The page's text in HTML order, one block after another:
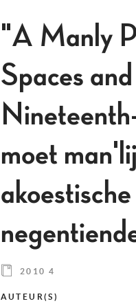
"A Manly
Spaces
moet
2010 4
AUTEUR(S)